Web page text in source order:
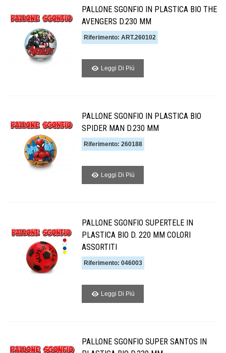
PALLONE SGONFIO IN PLASTICA BIO THE
AVENGERS D.230 MM
Riferimento: ART.260102
Leggi Di Piú
PALLONE SGONFIO IN PLASTICA BIO
SPIDER MAN D.230 MM
Riferimento: 260188
Leggi Di Piú
PALLONE SGONFIO SUPERTELE IN
PLASTICA BIO D. 220 MM COLORI
ASSORTITI
Riferimento: 046003
Leggi Di Piú
PALLONE SGONFIO SUPER SANTOS IN